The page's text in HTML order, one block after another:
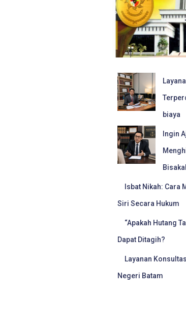
biaya
Ingin
Isbat Nikah: Cara
Siri Secara Hukum
“Apakah Hutang
Dapat Ditagih?
Layanan
Negeri Batam